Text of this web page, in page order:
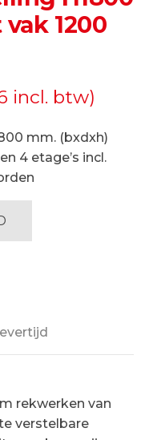
1200
incl. btw)
mm. (bxdxh)
4 etage’s incl.
rekwerken van
verstelbare